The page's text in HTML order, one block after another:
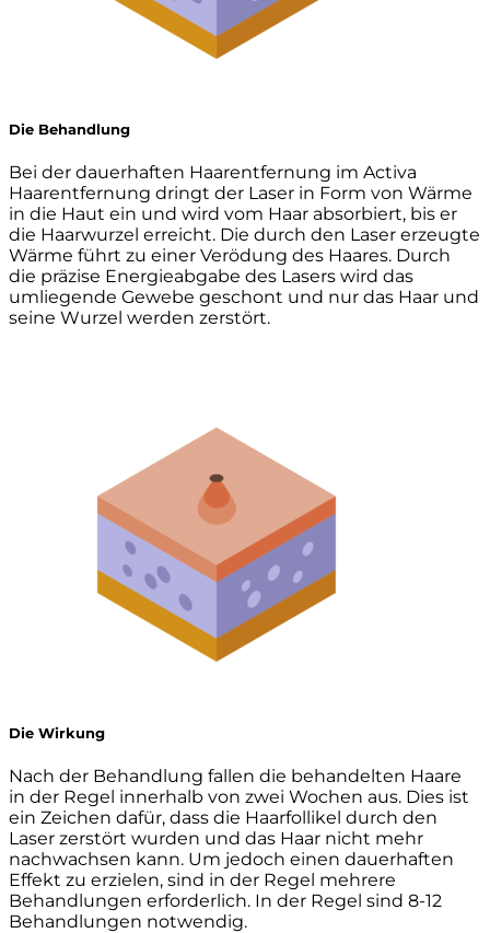
Die Behandlung
Bei der dauerhaften Haarentfernung im Activa
Haarentfernung dringt der Laser in Form von Wärme
in die Haut ein und wird vom Haar absorbiert, bis er
die Haarwurzel erreicht. Die durch den Laser erzeugte
Wärme führt zu einer Verödung des Haares. Durch
die präzise Energieabgabe des Lasers wird das
umliegende Gewebe geschont und nur das Haar und
seine Wurzel werden zerstört.
Die Wirkung
Nach der Behandlung fallen die behandelten Haare
in der Regel innerhalb von zwei Wochen aus. Dies ist
ein Zeichen dafür, dass die Haarfollikel durch den
Laser zerstört wurden und das Haar nicht mehr
nachwachsen kann. Um jedoch einen dauerhaften
Effekt zu erzielen, sind in der Regel mehrere
Behandlungen erforderlich. In der Regel sind 8-12
Behandlungen notwendig.